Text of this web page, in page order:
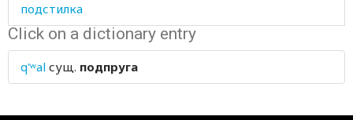
подстилка
подушка
подхвостник
Click on a dictionary entry
q'ʷal сущ. подпруга